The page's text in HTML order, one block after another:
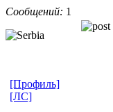
Сообщений: 1
[Профиль]
[ЛС]